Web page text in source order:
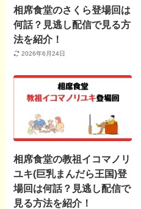
相席食堂のさくら登場回は
何話？見逃し配信で見る方
法を紹介！
2026年6月24日
相席食堂の教祖イコマノリ
ユキ(巨乳まんだら王国)登
場回は何話？見逃し配信で
見る方法を紹介！